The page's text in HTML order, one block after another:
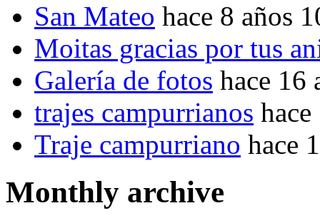
San Mateo hace 8 años
Moitas gracias por tus
Galería de fotos hace 16
trajes campurrianos
Traje campurriano hace
Monthly archive